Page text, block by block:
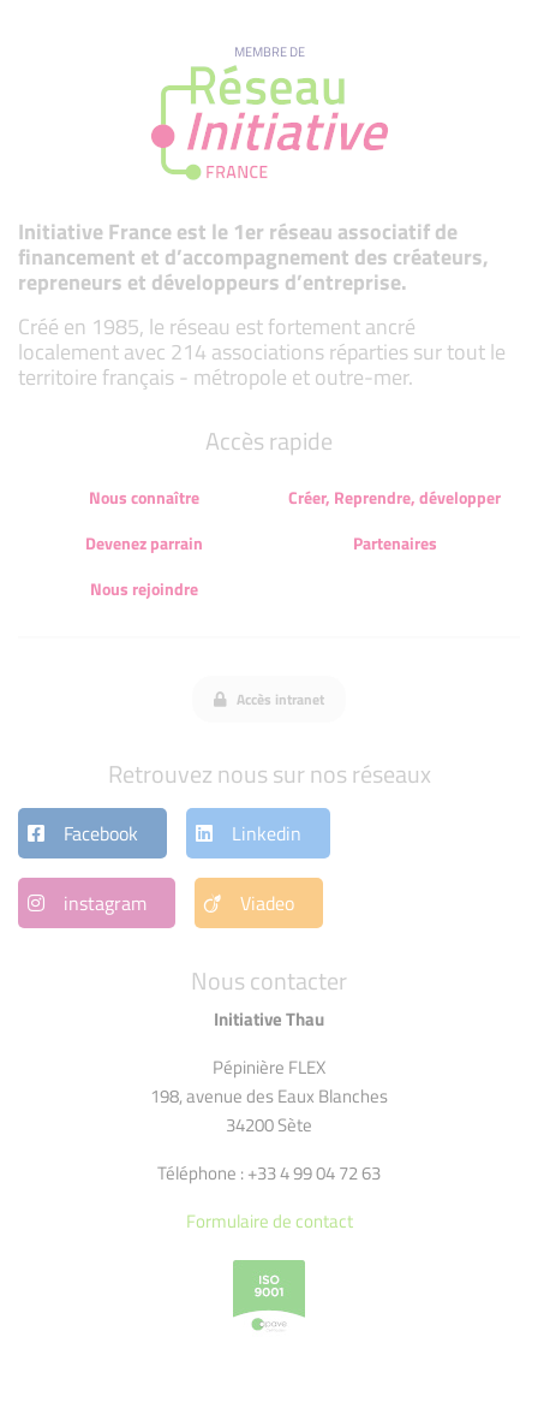
MEMBRE DE
Initiative France est le 1er réseau associatif de
financement et d’accompagnement des créateurs,
repreneurs et développeurs d’entreprise.
Créé en 1985, le réseau est fortement ancré
localement avec 214 associations réparties sur tout le
territoire français - métropole et outre-mer.
Nous contacter
Initiative Thau
Pépinière FLEX
198, avenue des Eaux Blanches
34200 Sète
Téléphone : +33 4 99 04 72 63
Formulaire de contact
Accès rapide
Nous connaître
Créer, Reprendre, développer
Devenez parrain
Partenaires
Nous rejoindre
Accès intranet
Retrouvez nous sur nos réseaux
Facebook Linkedin
instagram Viadeo